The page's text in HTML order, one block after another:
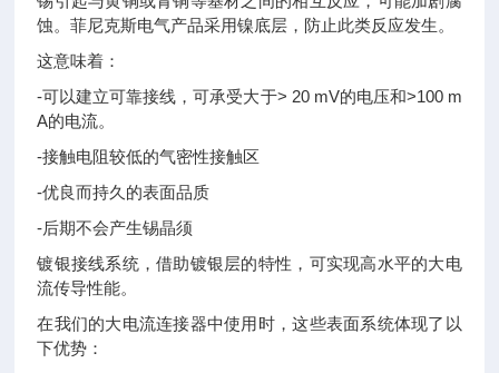
蚀。菲尼克斯电气产品采用镍底层，防止此类反应发生。
这意味着：
-可以建立可靠接线，可承受大于> 20 mV的电压和>100 m
A的电流。
-接触电阻较低的气密性接触区
-优良而持久的表面品质
-后期不会产生锡晶须
镀银接线系统，借助镀银层的特性，可实现高水平的大电
流传导性能。
在我们的大电流连接器中使用时，这些表面系统体现了以
下优势：